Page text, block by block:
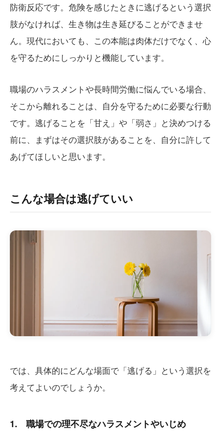
防衛反応です。危険を感じたときに逃げるという選択
肢がなければ、生き物は生き延びることができませ
ん。現代においても、この本能は肉体だけでなく、心
を守るためにしっかりと機能しています。
職場のハラスメントや長時間労働に悩んでいる場合、
そこから離れることは、自分を守るために必要な行動
です。逃げることを「甘え」や「弱さ」と決めつける
前に、まずはその選択肢があることを、自分に許して
あげてほしいと思います。
こんな場合は逃げていい
では、具体的にどんな場面で「逃げる」という選択を
考えてよいのでしょうか。
1. 職場での理不尽なハラスメントやいじめ